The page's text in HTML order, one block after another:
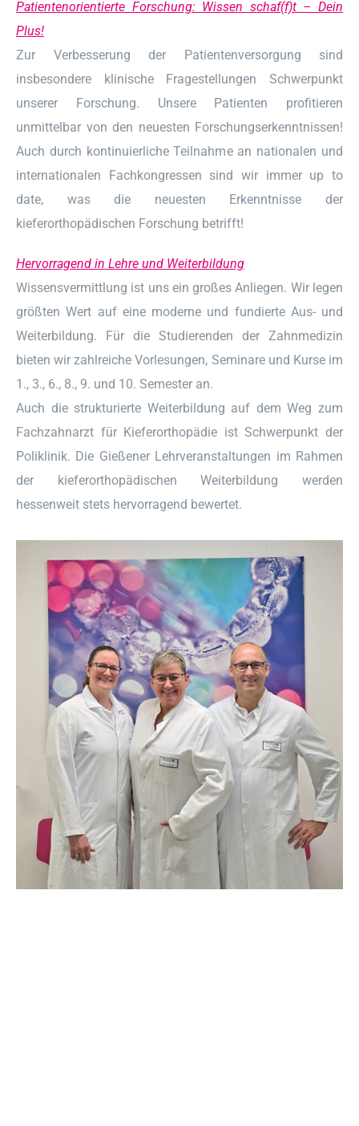
Patientenorientierte Forschung: Wissen schaf(f)t – Dein
Plus!
Zur Verbesserung der Patientenversorgung sind
insbesondere klinische Fragestellungen Schwerpunkt
unserer Forschung. Unsere Patienten profitieren
unmittelbar von den neuesten Forschungserkenntnissen!
Auch durch kontinuierliche Teilnahme an nationalen und
internationalen Fachkongressen sind wir immer up to
date, was die neuesten Erkenntnisse der
kieferorthopädischen Forschung betrifft!
Hervorragend in Lehre und Weiterbildung
Wissensvermittlung ist uns ein großes Anliegen. Wir legen
größten Wert auf eine moderne und fundierte Aus- und
Weiterbildung. Für die Studierenden der Zahnmedizin
bieten wir zahlreiche Vorlesungen, Seminare und Kurse im
1., 3., 6., 8., 9. und 10. Semester an.
Auch die strukturierte Weiterbildung auf dem Weg zum
Fachzahnarzt für Kieferorthopädie ist Schwerpunkt der
Poliklinik. Die Gießener Lehrveranstaltungen im Rahmen
der kieferorthopädischen Weiterbildung werden
hessenweit stets hervorragend bewertet.